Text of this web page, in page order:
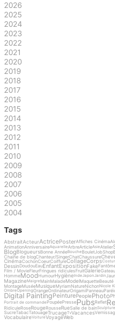
2026
2025
2024
2023
2022
2021
2020
2019
2018
2017
2016
2015
2014
2013
2012
2011
2010
2009
2008
2007
2006
2005
2004
Tags
AbstraitActeurActricePosterAffiches Cinéma
AnimationAnniversaireAquarelleArbreArticleAsieAtelier
BlogBlogueursBonne AnnéeBouche BouletJobShop
Chaine de blogChanteur/SingerChatChaussure
CinémaCochonCoeurCoiffureCollageCorps
DessinDoudouEauEnfantExpositionFake
Film / MovieFleurFringues ridiculesFruitGalerieGateau
HommeMoodHumourHygièneIndeJaponJardin
MagazineMaigre MainMaladeModelMaquetteBeauté
MontageMuséeMusiqueMyriamNatureNichonNicole
OmbreOpeningOrangeOrdinateurOrigamiPanneau
Digital PaintingPeinturePeoplePhoto
Portrait de commande PoupéePressePubsReflet
RidiculeRoseRougeRousseRueSalle de bainSculpture
SucreTabacTatouageTrucageTvVacances
VocabulaireVoitureVoyageWeb